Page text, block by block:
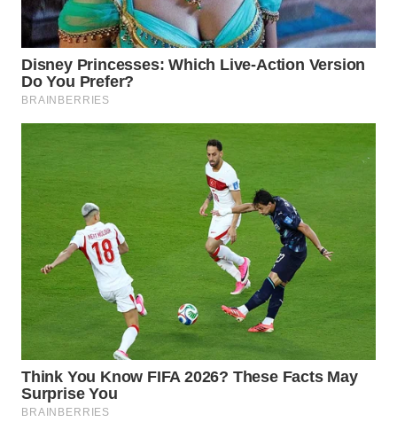
WN
KARO
WN
SIMALUNGUN
TAPANULI
TENGAH
WN DELI
SERDANG
WN
TEBING
TINGGI